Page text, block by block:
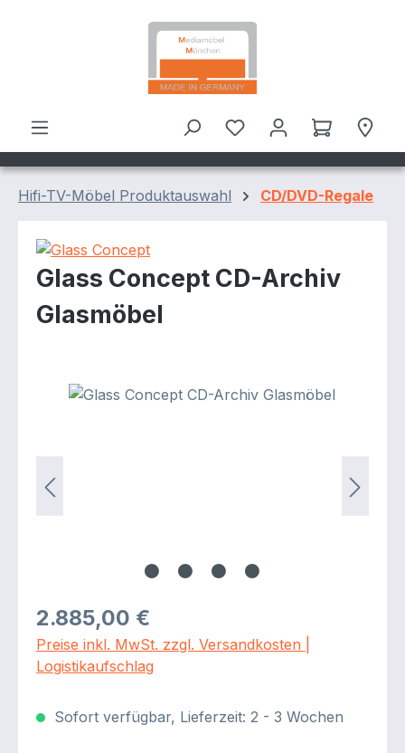
Zum Hauptinhalt springen
Hifi-TV-Möbel Produktauswahl CD/DVD-Regale
Glass Concept CD-Archiv
Glasmöbel
Bildergalerie überspringen
Regulärer Preis:
2.885,00 €
Preise inkl. MwSt. zzgl. Versandkosten |
Logistikaufschlag
Sofort verfügbar, Lieferzeit: 2 - 3 Wochen